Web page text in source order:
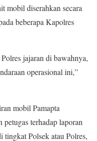
mobil diserahkan secara
beberapa Kapolres
jajaran di bawahnya,
operasional ini,”
mobil Pamapta
petugas terhadap laporan
tingkat Polsek atau Polres,